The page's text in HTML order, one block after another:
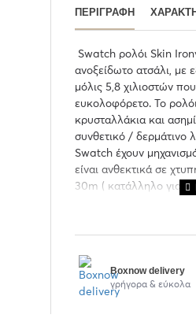
ΠΕΡΙΓΡΑΦΉ
Swatch ρολόι Skin
ανοξείδωτο ατσάλι, με
μόλις 5,8 χιλιοστών
ευκολοφόρετο. Το
κρυσταλλάκια και
συνθετικό / δερμάτινο
Swatch έχουν
είναι ανθεκτικά σε
30m ( κατάλληλο για
Boxnow delivery
γρήγορα & εύκολα